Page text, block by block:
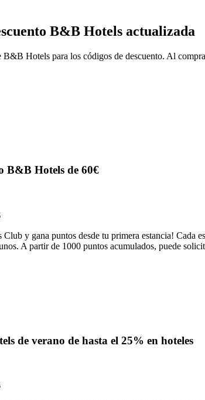
B&B Hotels actualizada
Hotels para los códigos de descuento. Al
B&B Hotels de 60€
y gana puntos desde tu primera estancia! Cada
A partir de 1000 puntos acumulados, puede
de verano de hasta el 25% en hoteles